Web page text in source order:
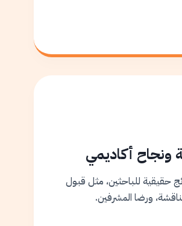
ونجاح أكاديمي
حقيقية للباحثين، مثل قبول
ورضا المشرفين.